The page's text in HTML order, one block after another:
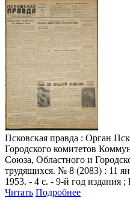
Псковская правда : Орган
Городского комитетов
Союза, Областного и
трудящихся. № 8 (2083) : 11
1953. - 4 с. - 9-й год издания ;
Читать Подробнее